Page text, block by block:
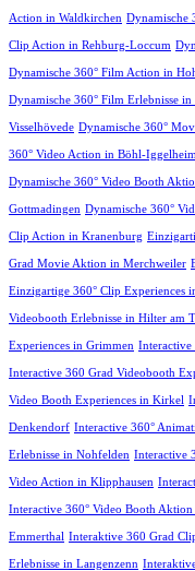
Action in Waldkirchen Dynamische
Clip Action in Rehburg-Loccum
Dynamische 360° Film Action in
Dynamische 360° Film Erlebnisse in
Visselhövede Dynamische 360°
360° Video Action in Böhl-Iggelheim
Dynamische 360° Video Booth
Gottmadingen Dynamische 360°
Clip Action in Kranenburg
Grad Movie Aktion in Merchweiler
Einzigartige 360° Clip Experiences
Videobooth Erlebnisse in Hilter am
Experiences in Grimmen Interactive
Interactive 360 Grad Videobooth
Video Booth Experiences in Kirkel
Denkendorf Interactive 360°
Erlebnisse in Nohfelden Interactive
Video Action in Klipphausen
Interactive 360° Video Booth
Emmerthal Interaktive 360 Grad
Erlebnisse in Langenzenn